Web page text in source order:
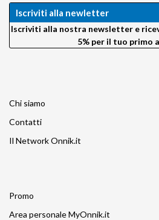
Iscriviti alla newletter
Iscriviti alla nostra newsletter e
5% per il tuo primo
Chi siamo
Contatti
Il Network Onnik.it
Promo
Area personale MyOnnik.it